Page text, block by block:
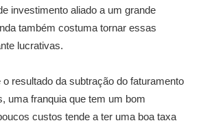
investimento aliado a um grande
também costuma tornar essas
lucrativas.
resultado da subtração do faturamento
uma franquia que tem um bom
custos tende a ter uma boa taxa